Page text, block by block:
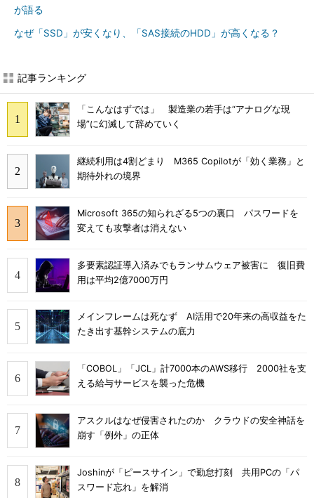
が語る
なぜ「SSD」が安くなり、「SAS接続のHDD」が高くなる？
記事ランキング
「こんなはずでは」 製造業の若手は“アナログな現
場”に幻滅して辞めていく
継続利用は4割どまり M365 Copilotが「効く業務」と
期待外れの境界
Microsoft 365の知られざる5つの裏口 パスワードを
変えても攻撃者は消えない
多要素認証導入済みでもランサムウェア被害に 復旧費
用は平均2億7000万円
メインフレームは死なず AI活用で20年来の高収益をた
たき出す基幹システムの底力
「COBOL」「JCL」計7000本のAWS移行 2000社を支
える給与サービスを襲った危機
アスクルはなぜ侵害されたのか クラウドの安全神話を
崩す「例外」の正体
Joshinが「ピースサイン」で勤怠打刻 共用PCの「パ
スワード忘れ」を解消